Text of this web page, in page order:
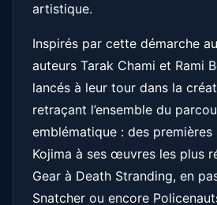
artistique.
Inspirés par cette démarche
auteurs Tarak Chami et Rami
lancés à leur tour dans la
retraçant l’ensemble du
emblématique : des premières
Kojima à ses œuvres les plus
Gear à Death Stranding, en
Snatcher ou encore